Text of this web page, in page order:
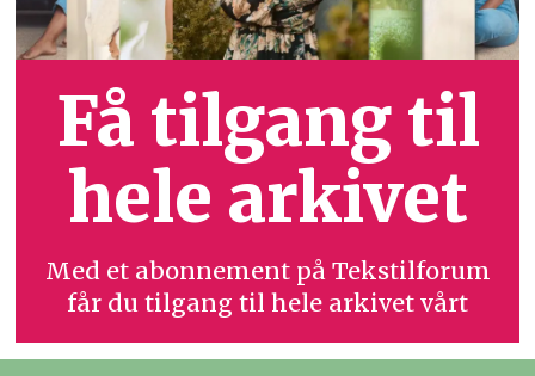
Få tilgang til
hele arkivet
Med et abonnement på Tekstilforum
får du tilgang til hele arkivet vårt